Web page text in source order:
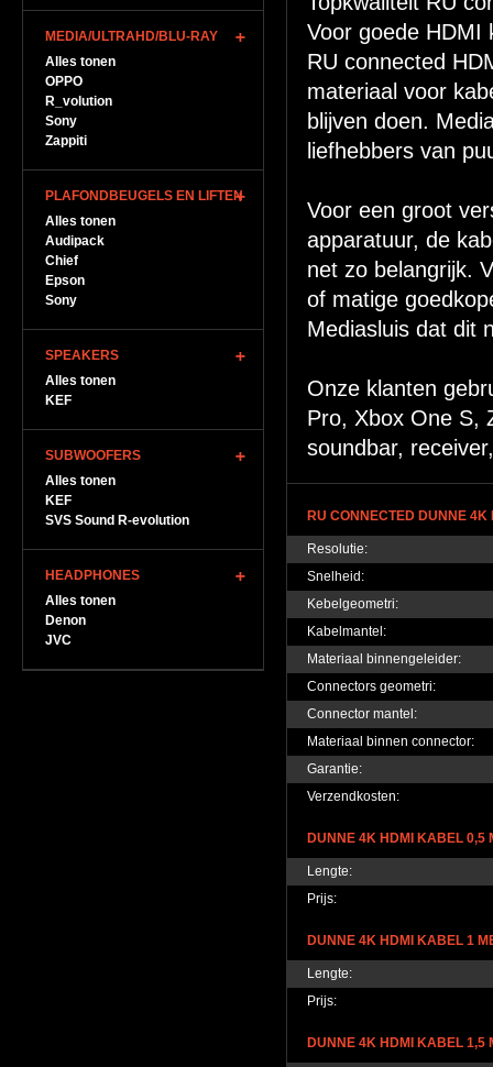
MEDIA/ULTRAHD/BLU-RAY
Alles tonen
OPPO
R_volution
Sony
Zappiti
PLAFONDBEUGELS EN LIFTEN
Alles tonen
Audipack
Chief
Epson
Sony
SPEAKERS
Alles tonen
KEF
SUBWOOFERS
Alles tonen
KEF
SVS Sound R-evolution
HEADPHONES
Alles tonen
Denon
JVC
Voor goede HDMI
RU connected
materiaal voor
blijven doen.
liefhebbers van
Voor een groot
apparatuur, de
net zo belangrijk.
of matige
Mediasluis dat dit
Onze klanten
Pro, Xbox One S,
soundbar,
RU CONNECTED DUNNE
Resolutie:
Snelheid:
Kebelgeometri:
Kabelmantel:
Materiaal binnengeleider:
Connectors geometri:
Connector mantel:
Materiaal binnen connector:
Garantie:
Verzendkosten:
DUNNE 4K HDMI KABEL 0,5
Lengte:
Prijs:
DUNNE 4K HDMI KABEL 1
Lengte:
Prijs:
DUNNE 4K HDMI KABEL 1,5